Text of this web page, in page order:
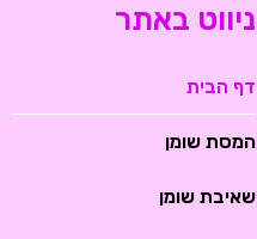
ניווט באתר
דף הבית
המסת שומן
שאיבת שומן